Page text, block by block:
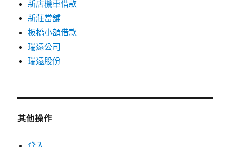
新店機車借款
新莊當舖
板橋小額借款
瑞遠公司
瑞遠股份
其他操作